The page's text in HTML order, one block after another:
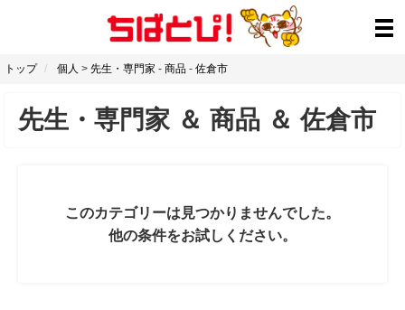
トップ 個人 > 先生・専門家 - 商品 - 佐倉市
先生・専門家 ＆ 商品 ＆佐倉市
このカテゴリーは見つかりませんでした。
他の条件をお試しください。